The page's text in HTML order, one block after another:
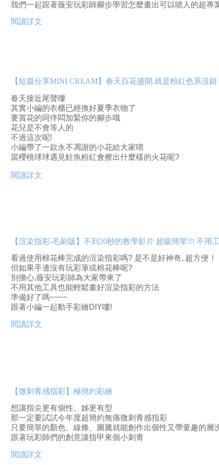
我們一起跟著薇安玩彩師腳步學習怎麼畫出可以唬人的超專
閱讀詳文
【短篇分享MINI CREAM】春天百花盛開,就是粉紅色系沒錯
春天接近尾聲嘍
其實小編的衣櫃已經換好夏季衣物了
要賞花的同伴悶加緊你的腳步哦
花兒是不會等人的
不過這次呢!
小編帶了一款永不凋謝的小花給大家唷
當櫻桃球球遇見鮭魚粉紅會擦出什麼樣的火花呢?
閱讀詳文
【渲染指彩-毛刷版】不到20秒的教學影片 超級簡單!!! 不用
看過使用棉花棒完成的渲染指彩嗎? 是不是好神奇, 超方便！
但如果手邊沒有玩彩筆或棉花棒呢?
別擔心,薇安玩彩師為大家帶來了
不用其他工具也能輕鬆畫好渲染指彩的方法
準備好了嗎~~~~
跟著小編一起動手彩繪DIY嘍!
閱讀詳文
【微刺青感指彩】極簡約彩繪
想讓指尖更有個性、姊更有型
那一定要試試今年度超簡約無痛微刺青感指彩
只要簡單的顏色、線條、圖騰就能創作出個性又帶童趣的層
跟著玩彩師們的創意讓指甲來個小刺青
閱讀詳文